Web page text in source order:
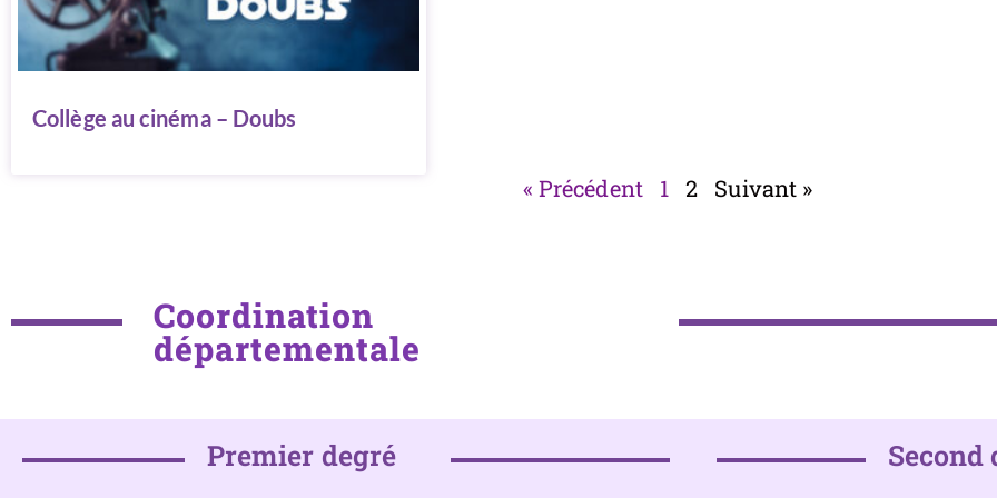
Collège au cinéma – Doubs
« Précédent 1 2 Suivant »
Coordination
départementale
Premier degré Second